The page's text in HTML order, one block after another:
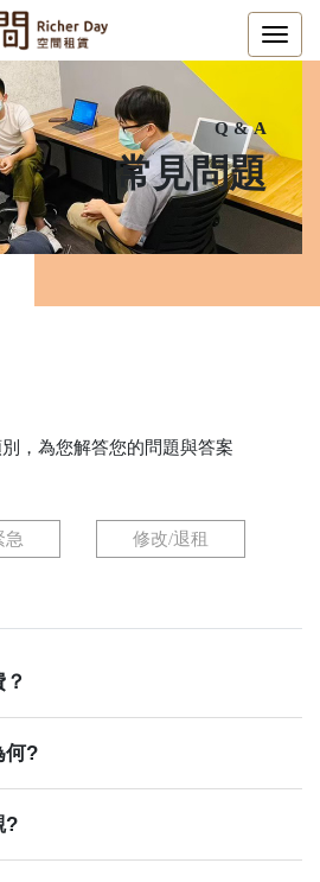
q & a
常見問題
，為您解答您的問題與答案
急 修改/退租
何?
?